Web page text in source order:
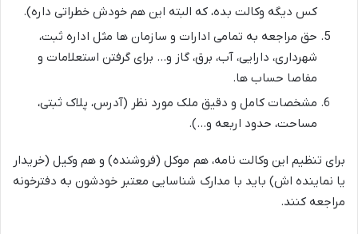
کس دیگه وکالت بده، که البته این هم خودش خطراتی داره).
حق مراجعه به تمامی ادارات و سازمان ها مثل اداره ثبت،
شهرداری، دارایی، آب، برق، گاز و… برای گرفتن استعلامات و
مفاصا حساب ها.
مشخصات کامل و دقیق ملک مورد نظر (آدرس، پلاک ثبتی،
مساحت، حدود اربعه و…).
برای تنظیم این وکالت نامه، هم موکل (فروشنده) و هم وکیل (خریدار
یا نماینده اش) باید با مدارک شناسایی معتبر خودشون به دفترخونه
مراجعه کنند.